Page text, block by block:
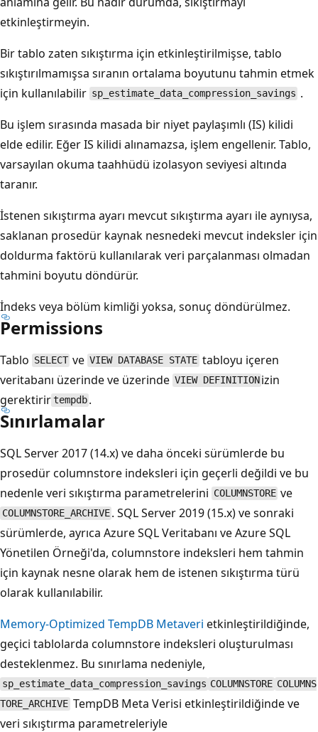
etkinleştirmeyin.
Bir tablo zaten sıkıştırma için etkinleştirilmişse, tablo
sıkıştırılmamışsa sıranın ortalama boyutunu tahmin etmek
için kullanılabilir sp_estimate_data_compression_savings .
Bu işlem sırasında masada bir niyet paylaşımlı (IS) kilidi
elde edilir. Eğer IS kilidi alınamazsa, işlem engellenir. Tablo,
varsayılan okuma taahhüdü izolasyon seviyesi altında
taranır.
İstenen sıkıştırma ayarı mevcut sıkıştırma ayarı ile aynıysa,
saklanan prosedür kaynak nesnedeki mevcut indeksler için
doldurma faktörü kullanılarak veri parçalanması olmadan
tahmini boyutu döndürür.
İndeks veya bölüm kimliği yoksa, sonuç döndürülmez.
Permissions
Tablo SELECT ve VIEW DATABASE STATE tabloyu içeren
veritabanı üzerinde ve üzerinde VIEW DEFINITION izin
gerektirirtempdb .
Sınırlamalar
SQL Server 2017 (14.x) ve daha önceki sürümlerde bu
prosedür columnstore indeksleri için geçerli değildi ve bu
nedenle veri sıkıştırma parametrelerini COLUMNSTORE ve
COLUMNSTORE_ARCHIVE . SQL Server 2019 (15.x) ve sonraki
sürümlerde, ayrıca Azure SQL Veritabanı ve Azure SQL
Yönetilen Örneği'da, columnstore indeksleri hem tahmin
için kaynak nesne olarak hem de istenen sıkıştırma türü
olarak kullanılabilir.
Memory-Optimized TempDB Metaveri etkinleştirildiğinde,
geçici tablolarda columnstore indeksleri oluşturulması
desteklenmez. Bu sınırlama nedeniyle,
sp_estimate_data_compression_savings COLUMNSTORE COLUMNS
TORE_ARCHIVE TempDB Meta Verisi etkinleştirildiğinde ve
veri sıkıştırma parametreleriyle